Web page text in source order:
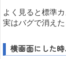
よく見ると標準
実はバグで消え
横画面にした